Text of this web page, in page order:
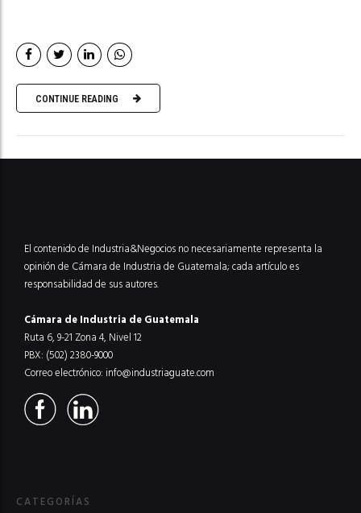
CONTINUE READING
El contenido de Industria&Negocios no necesariamente representa la
opinión de Cámara de Industria de Guatemala; cada artículo es
responsabilidad de sus autores.
Cámara de Industria de Guatemala
Ruta 6, 9-21 Zona 4, Nivel 12
PBX: (502) 2380-9000
Correo electrónico: info@industriaguate.com
CATEGORÍAS